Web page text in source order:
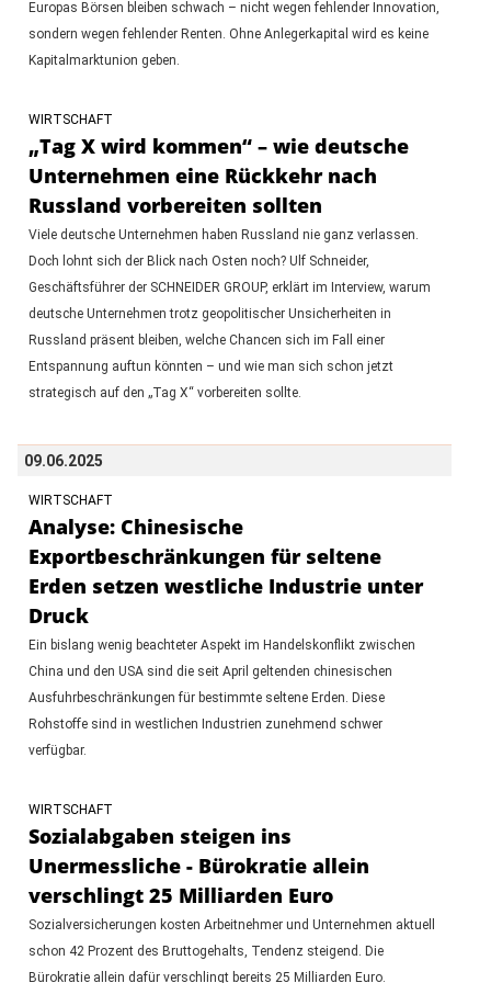
Europas Börsen bleiben schwach – nicht wegen fehlender Innovation,
sondern wegen fehlender Renten. Ohne Anlegerkapital wird es keine
Kapitalmarktunion geben.
WIRTSCHAFT
„Tag X wird kommen“ – wie deutsche
Unternehmen eine Rückkehr nach
Russland vorbereiten sollten
Viele deutsche Unternehmen haben Russland nie ganz verlassen.
Doch lohnt sich der Blick nach Osten noch? Ulf Schneider,
Geschäftsführer der SCHNEIDER GROUP, erklärt im Interview, warum
deutsche Unternehmen trotz geopolitischer Unsicherheiten in
Russland präsent bleiben, welche Chancen sich im Fall einer
Entspannung auftun könnten – und wie man sich schon jetzt
strategisch auf den „Tag X“ vorbereiten sollte.
09.06.2025
WIRTSCHAFT
Analyse: Chinesische
Exportbeschränkungen für seltene
Erden setzen westliche Industrie unter
Druck
Ein bislang wenig beachteter Aspekt im Handelskonflikt zwischen
China und den USA sind die seit April geltenden chinesischen
Ausfuhrbeschränkungen für bestimmte seltene Erden. Diese
Rohstoffe sind in westlichen Industrien zunehmend schwer
verfügbar.
WIRTSCHAFT
Sozialabgaben steigen ins
Unermessliche - Bürokratie allein
verschlingt 25 Milliarden Euro
Sozialversicherungen kosten Arbeitnehmer und Unternehmen aktuell
schon 42 Prozent des Bruttogehalts, Tendenz steigend. Die
Bürokratie allein dafür verschlingt bereits 25 Milliarden Euro.